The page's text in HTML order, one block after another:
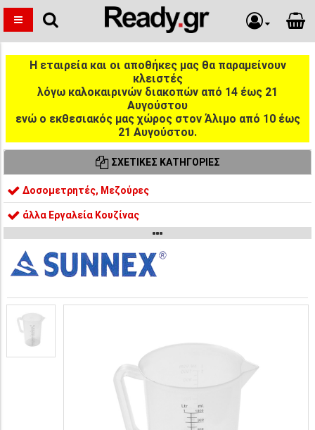
Η εταιρεία και οι αποθήκες μας θα παραμείνουν
κλειστές
λόγω καλοκαιρινών διακοπών από 14 έως 21
Αυγούστου
ενώ ο εκθεσιακός μας χώρος στον Άλιμο από 10 έως
21 Αυγούστου.
ΣΧΕΤΙΚΈΣ ΚΑΤΗΓΟΡΊΕΣ
Δοσομετρητές, Μεζούρες
άλλα Εργαλεία Κουζίνας